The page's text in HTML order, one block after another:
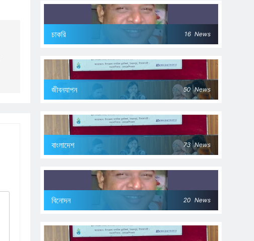
চাকরি 16 News
জীবনযাপন 50 News
বাংলাদেশ 73 News
বিনোদন 20 News